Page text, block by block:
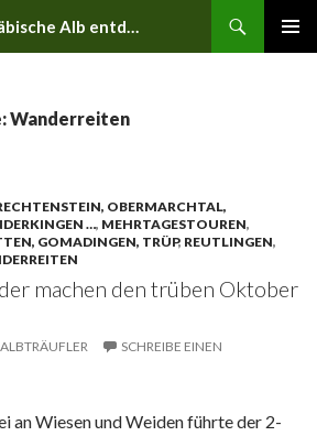
albtips.de – Die Schwäbische Alb entdecken
Wanderreiten
OBERMARCHTAL,
…, MEHRTAGESTOUREN,
GOMADINGEN, TRÜP, REUTLINGEN,
machen den trüben Oktober
ALBTRÄUFLER
SCHREIBE EINEN
an Wiesen und Weiden führte der 2-